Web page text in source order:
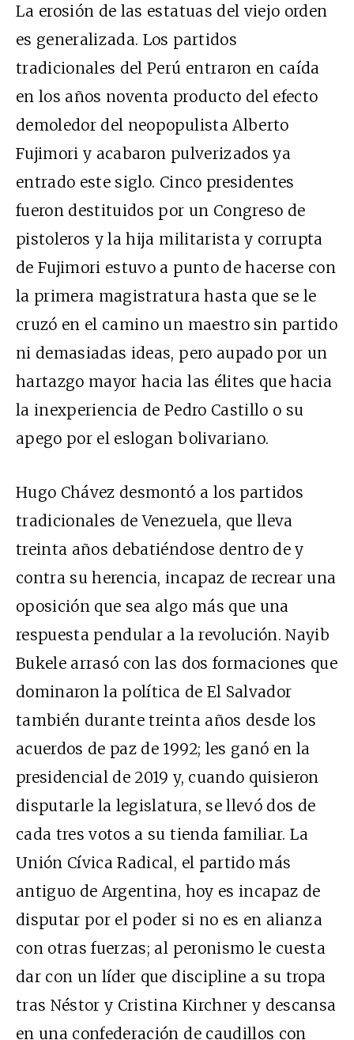
La erosión de las estatuas del viejo orden
es generalizada. Los partidos
tradicionales del Perú entraron en caída
en los años noventa producto del efecto
demoledor del neopopulista Alberto
Fujimori y acabaron pulverizados ya
entrado este siglo. Cinco presidentes
fueron destituidos por un Congreso de
pistoleros y la hija militarista y corrupta
de Fujimori estuvo a punto de hacerse con
la primera magistratura hasta que se le
cruzó en el camino un maestro sin partido
ni demasiadas ideas, pero aupado por un
hartazgo mayor hacia las élites que hacia
la inexperiencia de Pedro Castillo o su
apego por el eslogan bolivariano.
Hugo Chávez desmontó a los partidos
tradicionales de Venezuela, que lleva
treinta años debatiéndose dentro de y
contra su herencia, incapaz de recrear una
oposición que sea algo más que una
respuesta pendular a la revolución. Nayib
Bukele arrasó con las dos formaciones que
dominaron la política de El Salvador
también durante treinta años desde los
acuerdos de paz de 1992; les ganó en la
presidencial de 2019 y, cuando quisieron
disputarle la legislatura, se llevó dos de
cada tres votos a su tienda familiar. La
Unión Cívica Radical, el partido más
antiguo de Argentina, hoy es incapaz de
disputar por el poder si no es en alianza
con otras fuerzas; al peronismo le cuesta
dar con un líder que discipline a su tropa
tras Néstor y Cristina Kirchner y descansa
en una confederación de caudillos con